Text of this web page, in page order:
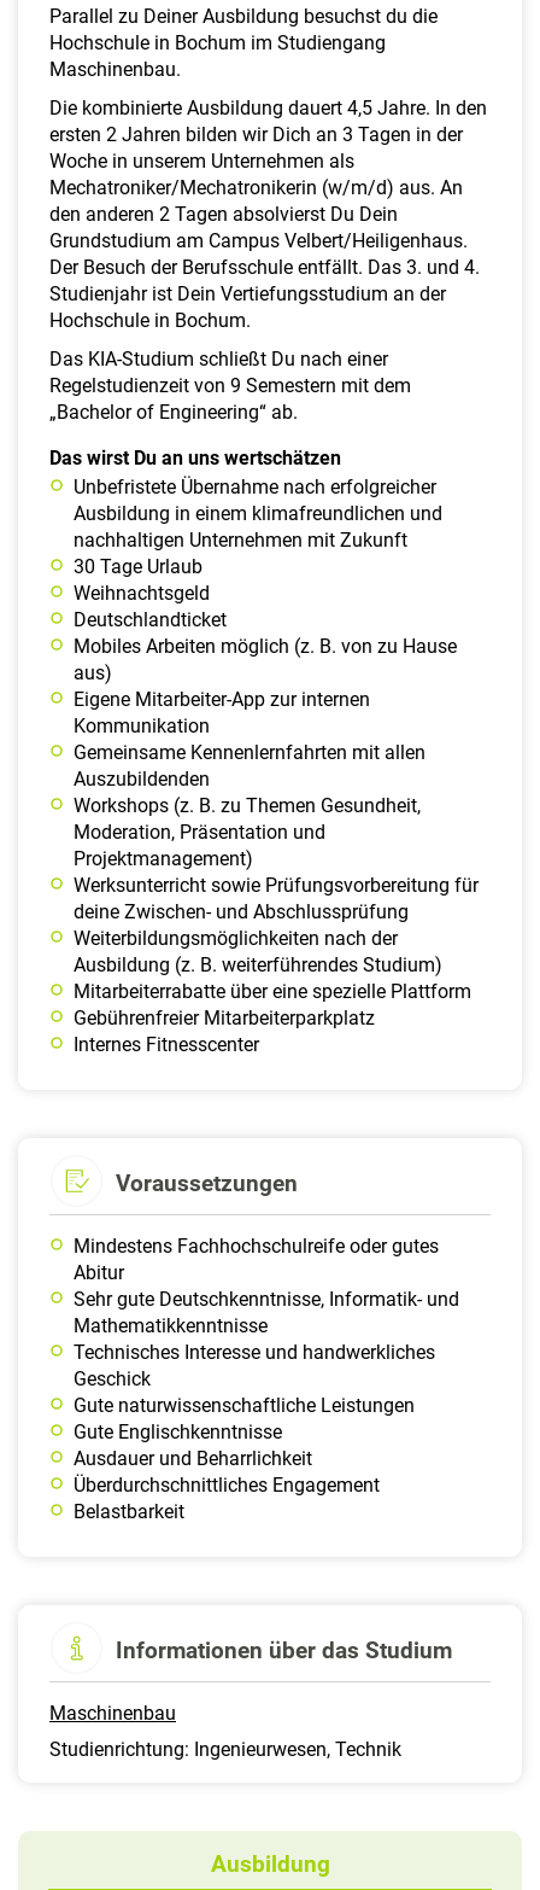
Parallel zu Deiner Ausbildung besuchst du die
Hochschule in Bochum im Studiengang
Maschinenbau.
Die kombinierte Ausbildung dauert 4,5 Jahre. In den
ersten 2 Jahren bilden wir Dich an 3 Tagen in der
Woche in unserem Unternehmen als
Mechatroniker/Mechatronikerin (w/m/d) aus. An
den anderen 2 Tagen absolvierst Du Dein
Grundstudium am Campus Velbert/Heiligenhaus.
Der Besuch der Berufsschule entfällt. Das 3. und 4.
Studienjahr ist Dein Vertiefungsstudium an der
Hochschule in Bochum.
Das KIA-Studium schließt Du nach einer
Regelstudienzeit von 9 Semestern mit dem
„Bachelor of Engineering“ ab.
Das wirst Du an uns wertschätzen
Unbefristete Übernahme nach erfolgreicher
Ausbildung in einem klimafreundlichen und
nachhaltigen Unternehmen mit Zukunft
30 Tage Urlaub
Weihnachtsgeld
Deutschlandticket
Mobiles Arbeiten möglich (z. B. von zu Hause
aus)
Eigene Mitarbeiter-App zur internen
Kommunikation
Gemeinsame Kennenlernfahrten mit allen
Auszubildenden
Workshops (z. B. zu Themen Gesundheit,
Moderation, Präsentation und
Projektmanagement)
Werksunterricht sowie Prüfungsvorbereitung für
deine Zwischen- und Abschlussprüfung
Weiterbildungsmöglichkeiten nach der
Ausbildung (z. B. weiterführendes Studium)
Mitarbeiterrabatte über eine spezielle Plattform
Gebührenfreier Mitarbeiterparkplatz
Internes Fitnesscenter
Voraussetzungen
Mindestens Fachhochschulreife oder gutes
Abitur
Sehr gute Deutschkenntnisse, Informatik- und
Mathematikkenntnisse
Technisches Interesse und handwerkliches
Geschick
Gute naturwissenschaftliche Leistungen
Gute Englischkenntnisse
Ausdauer und Beharrlichkeit
Überdurchschnittliches Engagement
Belastbarkeit
Informationen über das Studium
Maschinenbau
Studienrichtung: Ingenieurwesen, Technik
Ausbildung